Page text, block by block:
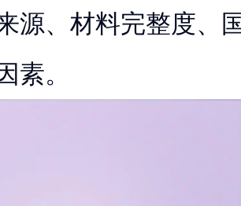
源、材料完整度、
素。